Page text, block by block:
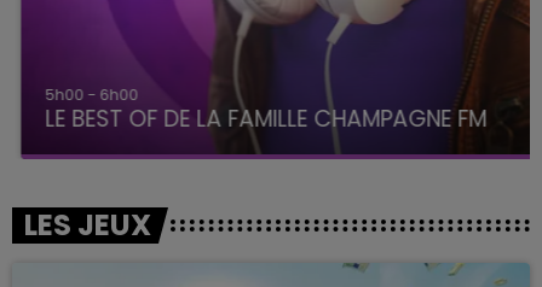
5h00 - 6h00
LE BEST OF DE LA FAMILLE CHAMPAGNE FM
LES JEUX